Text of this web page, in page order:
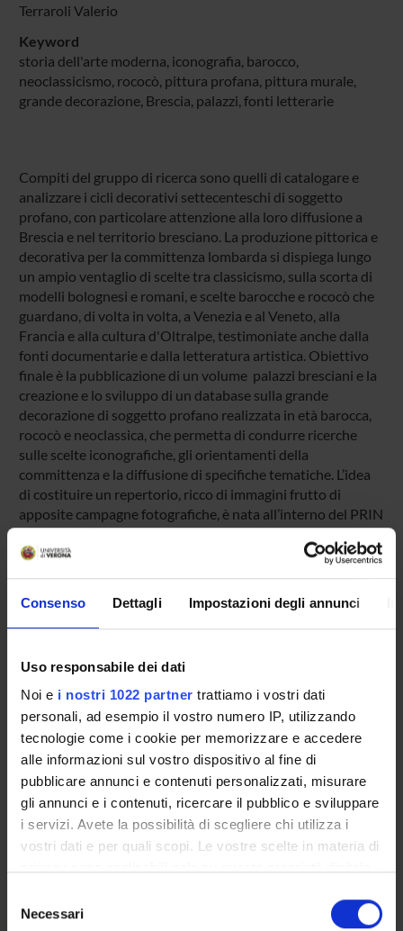
Consenso Dettagli Impostazioni degli annunci
Uso responsabile dei dati
Noi e i nostri 1022 partner trattiamo i vostri dati
personali, ad esempio il vostro numero IP, utilizzando
tecnologie come i cookie per memorizzare e accedere
alle informazioni sul vostro dispositivo al fine di
pubblicare annunci e contenuti personalizzati, misurare
gli annunci e i contenuti, ricercare il pubblico e sviluppare
i servizi. Avete la possibilità di scegliere chi utilizza i
vostri dati e per quali scopi. Le vostre scelte in materia di
modificare o revocare il proprio consenso in qualsiasi
delNecessari
Terraroli Valerio
Keyword
storia dell'arte moderna, iconografia, barocco,
neoclassicismo, rococò, pittura profana, pittura murale,
grande decorazione, Brescia, palazzi, fonti letterarie
Compiti del gruppo di ricerca sono quelli di catalogare e
analizzare i cicli decorativi settecenteschi di soggetto
profano, con particolare attenzione alla loro diffusione a
Brescia e nel territorio bresciano. La produzione pittorica e
decorativa per la committenza lombarda si dispiega lungo
un ampio ventaglio di scelte tra classicismo, sulla scorta di
modelli bolognesi e romani, e scelte barocche e rococò che
guardano, di volta in volta, a Venezia e al Veneto, alla
Francia e alla cultura d'Oltralpe, testimoniate anche dalla
fonti documentarie e dalla letteratura artistica. Obiettivo
finale è la pubblicazione di un volume palazzi bresciani e la
creazione e lo sviluppo di un database sulla grande
decorazione di soggetto profano realizzata in età barocca,
rococò e neoclassica, che permetta di condurre ricerche
sulle scelte iconografiche, gli orientamenti della
committenza e la diffusione di specifiche tematiche. L’idea
di costituire un repertorio, ricco di immagini frutto di
apposite campagne fotografiche, è nata all’interno del PRIN
2010-2011 (Coordinatore nazionale prof. Giuseppe
Pavanello, Università di Trieste). La prima fase di lavoro si
veronesi realizzato in collaborazione con l’Università di
Padova.
PROJECT PARTICIPANTS
Valerio Terraroli
Full Professor
RESEARCH AREAS INVOLVED IN THE PROJECT
Storia e Antropologia
Cultural heritage, cultural identities and memories
Storia dell'arte